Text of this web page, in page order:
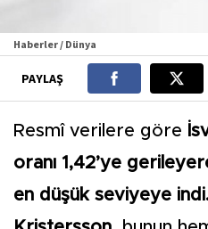
Haberler / Dünya
PAYLAŞ
Resmî verilere göre
oranı 1,42’ye
en düşük seviyeye